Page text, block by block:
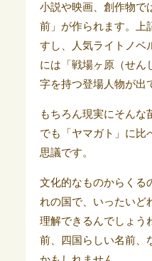
小説や映画、創作物で
前」が作られます。上
すし、人気ライトノベ
には「戦場ヶ原（せん
字を持つ登場人物が出
もちろん現実にそんな
でも「ヤマガト」に比
思議です。
文化的なものからくる
れの国で、いったいど
理解できるんでしょ
前、四国らしい名前、